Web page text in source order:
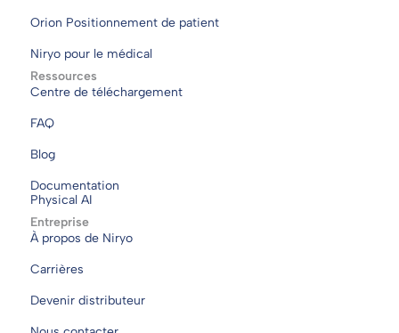
Orion Positionnement de patient
Niryo pour le médical
Ressources
Centre de téléchargement
FAQ
Blog
Documentation
Physical AI
Entreprise
À propos de Niryo
Carrières
Devenir distributeur